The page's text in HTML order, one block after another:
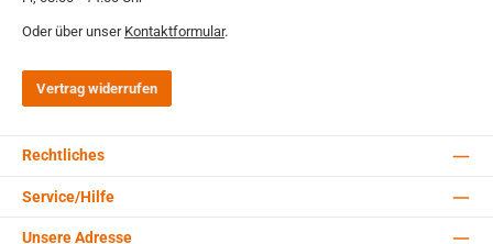
Oder über unser Kontaktformular.
Vertrag widerrufen
Rechtliches
Service/Hilfe
Unsere Adresse